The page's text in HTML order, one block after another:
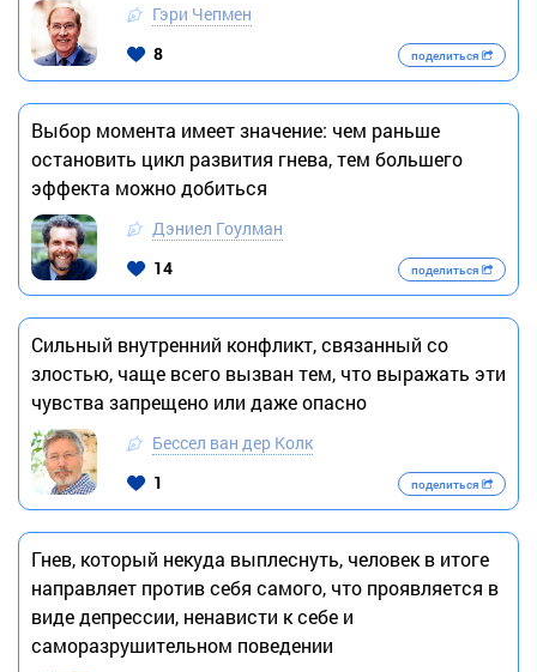
Гэри Чепмен
8
поделиться
Выбор момента имеет значение: чем раньше
остановить цикл развития гнева, тем большего
эффекта можно добиться
Дэниел Гоулман
14
поделиться
Сильный внутренний конфликт, связанный со
злостью, чаще всего вызван тем, что выражать эти
чувства запрещено или даже опасно
Бессел ван дер Колк
1
поделиться
Гнев, который некуда выплеснуть, человек в итоге
направляет против себя самого, что проявляется в
виде депрессии, ненависти к себе и
саморазрушительном поведении